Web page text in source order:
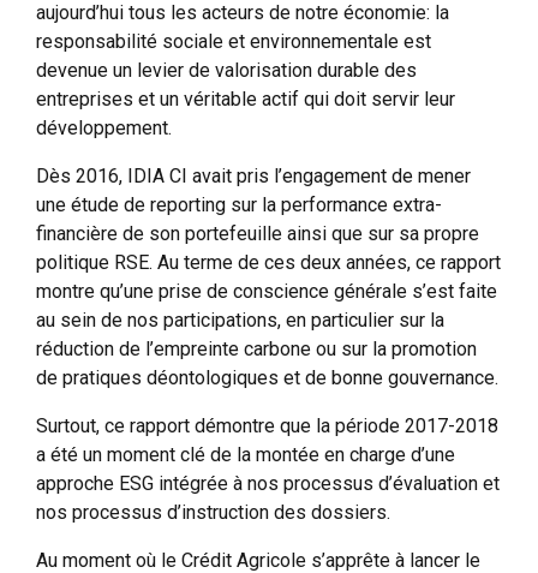
aujourd’hui tous les acteurs de notre économie: la
responsabilité sociale et environnementale est
devenue un levier de valorisation durable des
entreprises et un véritable actif qui doit servir leur
développement.
Dès 2016, IDIA CI avait pris l’engagement de mener
une étude de reporting sur la performance extra-
financière de son portefeuille ainsi que sur sa propre
politique RSE. Au terme de ces deux années, ce rapport
montre qu’une prise de conscience générale s’est faite
au sein de nos participations, en particulier sur la
réduction de l’empreinte carbone ou sur la promotion
de pratiques déontologiques et de bonne gouvernance.
Surtout, ce rapport démontre que la période 2017-2018
a été un moment clé de la montée en charge d’une
approche ESG intégrée à nos processus d’évaluation et
nos processus d’instruction des dossiers.
Au moment où le Crédit Agricole s’apprête à lancer le